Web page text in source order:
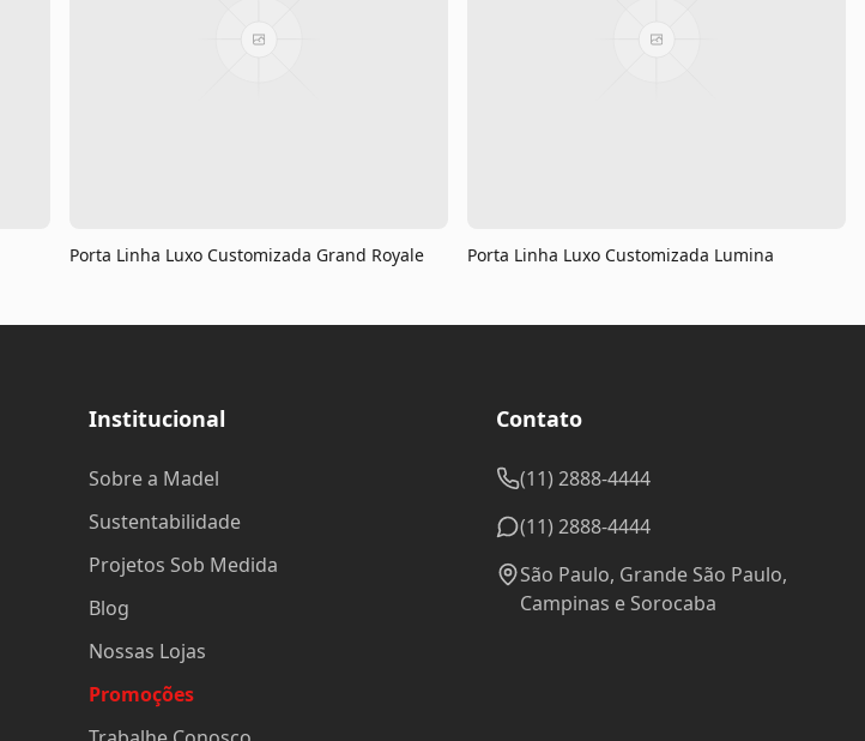
Porta Linha Luxo Customizada Grand Royale Porta Linha Luxo Customizada Lumina
Institucional
Sobre a Madel
Sustentabilidade
Projetos Sob Medida
Blog
Nossas Lojas
Promoções
Contato
(11) 2888-4444
(11) 2888-4444
São Paulo, Grande São Paulo,
Campinas e Sorocaba